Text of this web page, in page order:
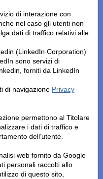
di interazione con
nel caso gli utenti non
dati di traffico relativi alle
(LinkedIn Corporation)
sono servizi di
forniti da LinkedIn
di navigazione Privacy
permettono al Titolare
i dati di traffico e
dell’utente.
web fornito da Google
personali raccolti allo
di questo sito,